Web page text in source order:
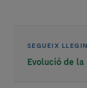
SEGUEIX
Evolució de